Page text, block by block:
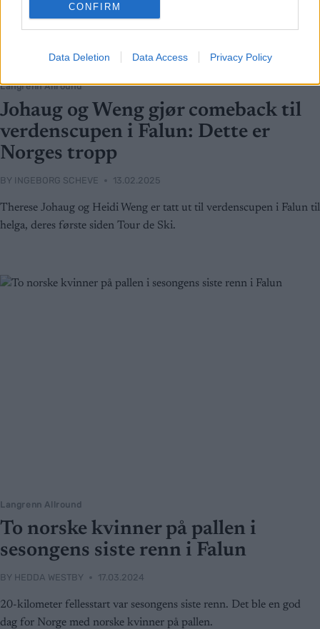
CONFIRM
Data Deletion Data Access Privacy Policy
Langrenn Allround
Johaug og Weng gjør comeback til
verdenscupen i Falun: Dette er
Norges tropp
BY INGEBORG SCHEVE 13.02.2025
Therese Johaug og Heidi Weng er tatt ut til verdenscupen i Falun til
helga, deres første siden Tour de Ski.
Langrenn Allround
To norske kvinner på pallen i
sesongens siste renn i Falun
BY HEDDA WESTBY 17.03.2024
20-kilometer fellesstart var sesongens siste renn. Det ble en god
dag for Norge med norske kvinner på pallen.